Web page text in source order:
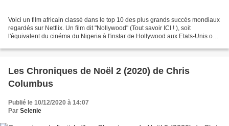
Voici un film africain classé dans le top 10 des plus grands succès mondiaux
regardés sur Netflix. Un film dit "Nollywood" (Tout savoir ICI ! ), soit
l'équivalent du cinéma du Nigeria à l'instar de Hollywood aux Etats-Unis ou
Les Chroniques de Noël 2 (2020) de Chris
Columbus
Publié le 10/12/2020 à 14:07
Par Selenie